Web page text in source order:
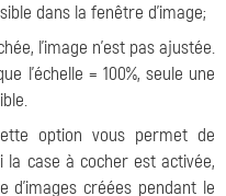
dans la fenêtre d'image;
l'image n'est pas ajustée.
l'échelle = 100%, seule une
option vous permet de
la case à cocher est activée,
d'images créées pendant le